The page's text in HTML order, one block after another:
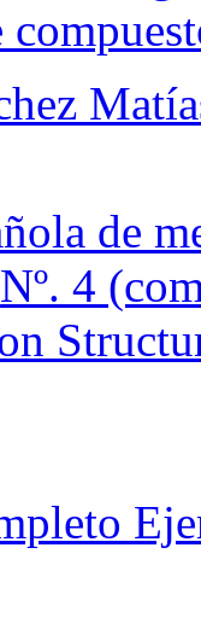
de
Nº. 4